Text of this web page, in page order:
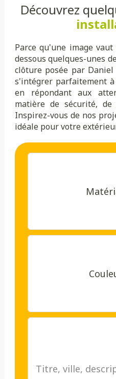
Découvrez
Parce qu'une image
dessous quelques-unes
clôture posée par
s'intégrer parfaitement
en répondant aux
matière de sécurité,
Inspirez-vous de nos
idéale pour votre